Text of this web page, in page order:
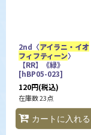
2nd〈アイラニ・イオ
フィフティーン〉
【RR】《緑》
[hBP05-023]
120円(税込)
在庫数 23点
カートに入れる